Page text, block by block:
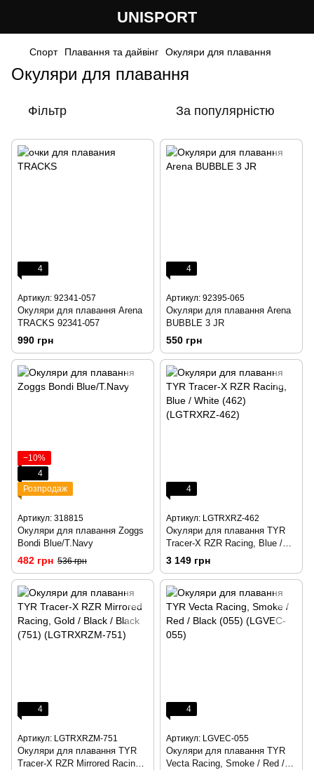
UNISPORT
Спорт Плавання та дайвінг Окуляри для плавання
Окуляри для плавання
Фільтр За популярністю
4
Артикул: 92341-057
Окуляри для плавання Arena
TRACKS 92341-057
990 грн
4
Артикул: 92395-065
Окуляри для плавання Arena
BUBBLE 3 JR
550 грн
−10%
4
Розпродаж
Артикул: 318815
Окуляри для плавання Zoggs
Bondi Blue/T.Navy
482 грн 536 грн
4
Артикул: LGTRXRZ-462
Окуляри для плавання TYR
Tracer-X RZR Racing, Blue /
White (462) (LGTRXRZ-462)
3 149 грн
4
Артикул: LGTRXRZM-751
Окуляри для плавання TYR
Tracer-X RZR Mirrored Racing,
4
Артикул: LGVEC-055
Окуляри для плавання TYR
Vecta Racing, Smoke / Red /